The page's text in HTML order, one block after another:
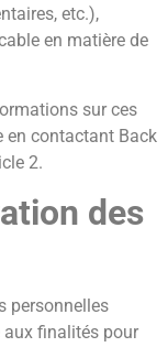
etc.),
en matière de
sur ces
en contactant Back
2.
des
personnelles
aux finalités pour